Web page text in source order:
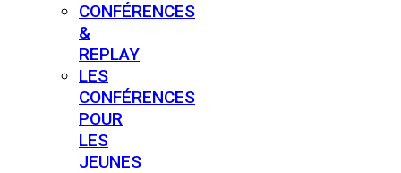
CONFÉRENCES
&
REPLAY
LES
CONFÉRENCES
POUR
LES
JEUNES